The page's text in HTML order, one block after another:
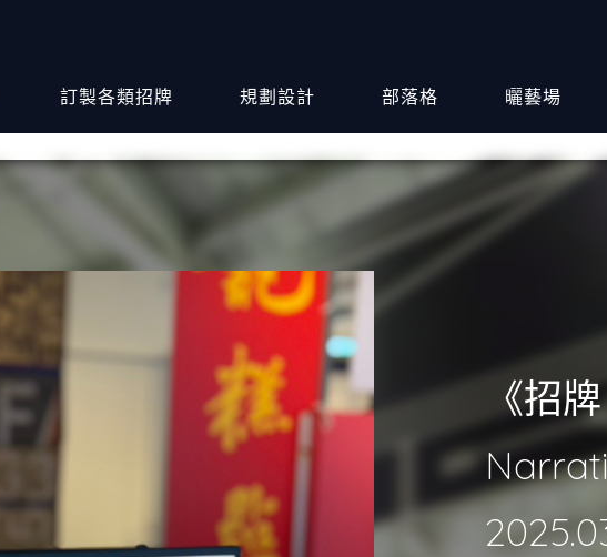
訂製各類招牌 規劃設計 部落格 曬藝場
《招